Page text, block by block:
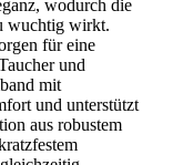
wodurch die
wuchtig wirkt.
für eine
und
mit
und unterstützt
aus robustem